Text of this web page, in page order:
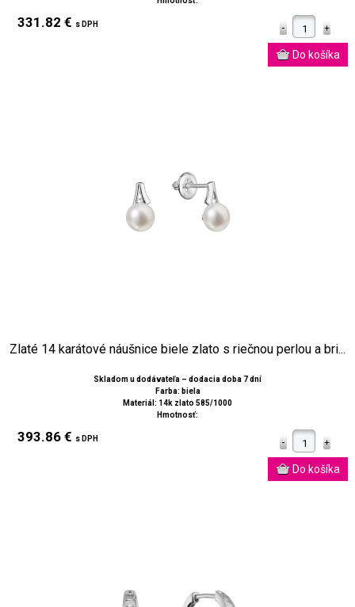
331.82 € s DPH
Zlaté 14 karátové náušnice biele zlato s riečnou perlou a bri...
Skladom u dodávateľa – dodacia doba 7 dní
Farba: biela
Materiál: 14k zlato 585/1000
Hmotnosť:
393.86 € s DPH